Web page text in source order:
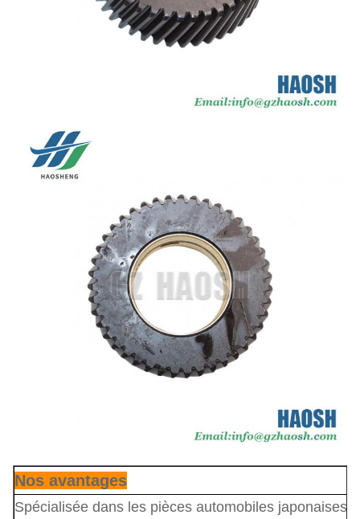
Nos avantages
Spécialisée dans les pièces automobiles japonaises.